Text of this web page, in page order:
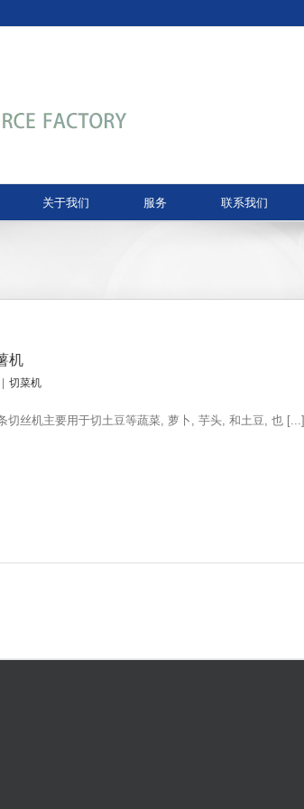
关于我们 服务 联系我们
机
切菜机
切丝机主要用于切土豆等蔬菜, 萝卜, 芋头, 和土豆, 也 [...]